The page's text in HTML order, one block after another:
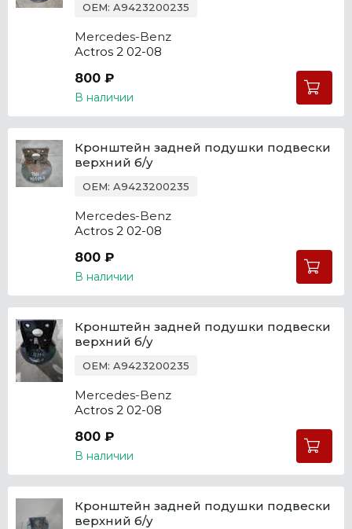
OEM: A9423200235
Mercedes-Benz
Actros 2 02-08
800 ₽
В наличии
Кронштейн задней подушки подвески
верхний б/у
OEM: A9423200235
Mercedes-Benz
Actros 2 02-08
800 ₽
В наличии
Кронштейн задней подушки подвески
верхний б/у
OEM: A9423200235
Mercedes-Benz
Actros 2 02-08
800 ₽
В наличии
Кронштейн задней подушки подвески
верхний б/у